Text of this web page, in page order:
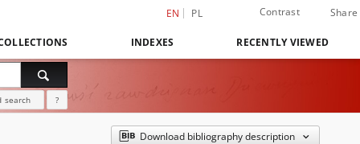
EN PL Contrast Share
INDEXES RECENTLY VIEWED
search ?
Download bibliography description